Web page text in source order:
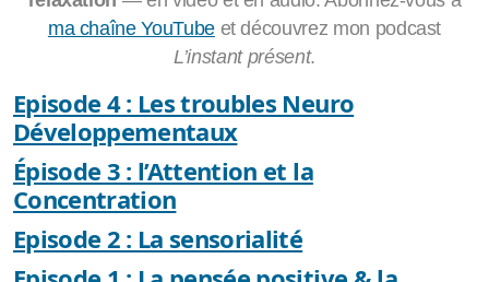
ma chaîne YouTubeet découvrez mon podcast
L’instant présent.
Episode 4 : Les troubles Neuro
Développementaux
Épisode 3 : l’Attention et la
Concentration
Episode 2 : La sensorialité